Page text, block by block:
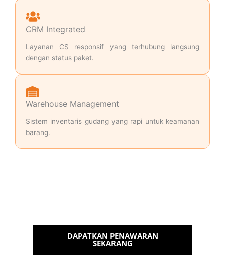
CRM Integrated
Layanan CS responsif yang terhubung langsung
dengan status paket.
Warehouse Management
Sistem inventaris gudang yang rapi untuk keamanan
barang.
DAPATKAN PENAWARAN
SEKARANG